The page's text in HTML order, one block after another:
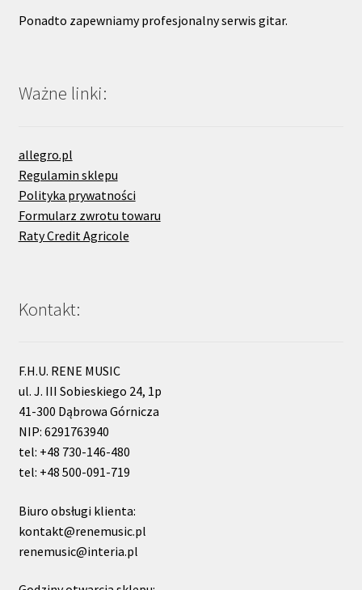
Ponadto zapewniamy profesjonalny serwis gitar.
Ważne linki:
allegro.pl
Regulamin sklepu
Polityka prywatności
Formularz zwrotu towaru
Raty Credit Agricole
Kontakt:
F.H.U. RENE MUSIC
ul. J. III Sobieskiego 24, 1p
41-300 Dąbrowa Górnicza
NIP: 6291763940
tel: +48 730-146-480
tel: +48 500-091-719
Biuro obsługi klienta:
kontakt@renemusic.pl
renemusic@interia.pl